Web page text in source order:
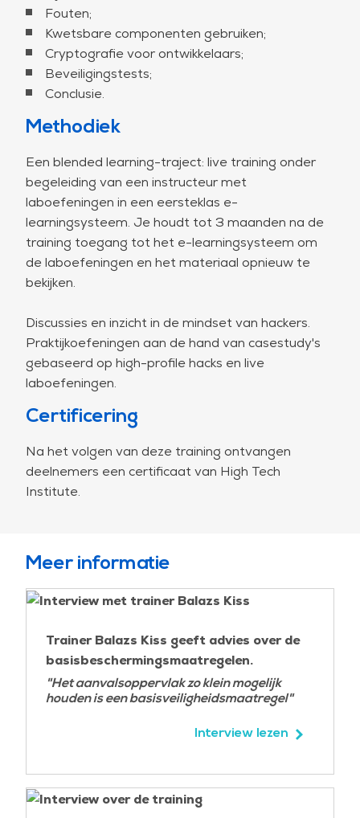
Fouten;
Kwetsbare componenten gebruiken;
Cryptografie voor ontwikkelaars;
Beveiligingstests;
Conclusie.
Methodiek
Een blended learning-traject: live training onder
begeleiding van een instructeur met
laboefeningen in een eersteklas e-
learningsysteem. Je houdt tot 3 maanden na de
training toegang tot het e-learningsysteem om
de laboefeningen en het materiaal opnieuw te
bekijken.
Discussies en inzicht in de mindset van hackers.
Praktijkoefeningen aan de hand van casestudy's
gebaseerd op high-profile hacks en live
laboefeningen.
Certificering
Na het volgen van deze training ontvangen
deelnemers een certificaat van High Tech
Institute.
Meer informatie
Trainer Balazs Kiss geeft advies over de
basisbeschermingsmaatregelen.
"Het aanvalsoppervlak zo klein mogelijk
houden is een basisveiligheidsmaatregel"
Interview lezen